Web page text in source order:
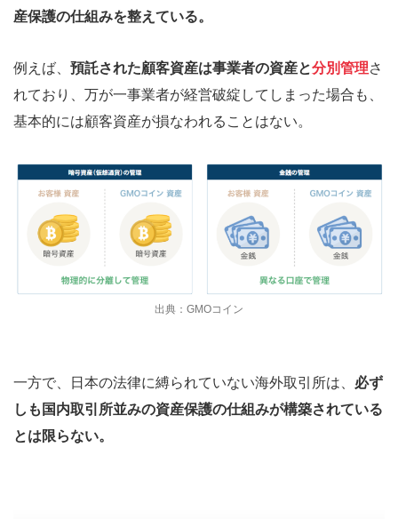
産保護の仕組みを整えている。
例えば、 預託された顧客資産は事業者の資産と分別管理さ
れており、万が一事業者が経営破綻してしまった場合も、
基本的には顧客資産が損なわれることはない。
出典：GMOコイン
一方で、日本の法律に縛られていない海外取引所は、 必ず
しも国内取引所並みの資産保護の仕組みが構築されている
とは限らない。